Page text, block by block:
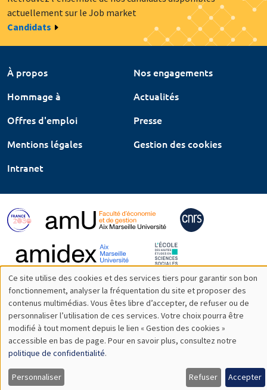
actuellement sur le Job market
Candidats
À propos
Nos engagements
Hommage à
Actualités
Offres d'emploi
Presse
Mentions légales
Gestion des cookies
Intranet
Utilisation
des
données
personnelles
et
Ce site utilise des cookies et des services tiers pour garantir son bon
fonctionnement, analyser la fréquentation du site et proposer des
contenus multimédias. Vous êtes libre d’accepter, de refuser ou de
personnaliser l’utilisation de ces services. Votre choix pourra être
modifié à tout moment depuis le lien « Gestion des cookies »
accessible en bas de page. Pour en savoir plus, consultez notre
politique de confidentialité.
Personnaliser Refuser Accepter